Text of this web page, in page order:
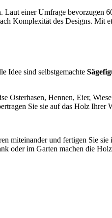
einer Umfrage bevorzugen
Komplexität des Designs. Mit
Idee sind selbstgemachte
Osterhasen, Hennen, Eier,
Sie sie auf das Holz Ihrer
miteinander und fertigen Sie sie
oder im Garten machen die